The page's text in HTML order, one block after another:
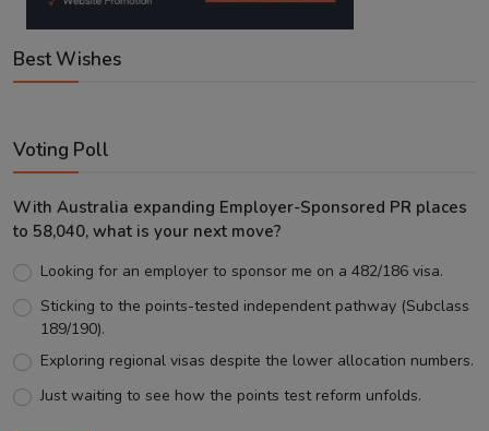
Best Wishes
Voting Poll
With Australia expanding Employer-Sponsored PR places
to 58,040, what is your next move?
Looking for an employer to sponsor me on a 482/186 visa.
Sticking to the points-tested independent pathway (Subclass
189/190).
Exploring regional visas despite the lower allocation numbers.
Just waiting to see how the points test reform unfolds.